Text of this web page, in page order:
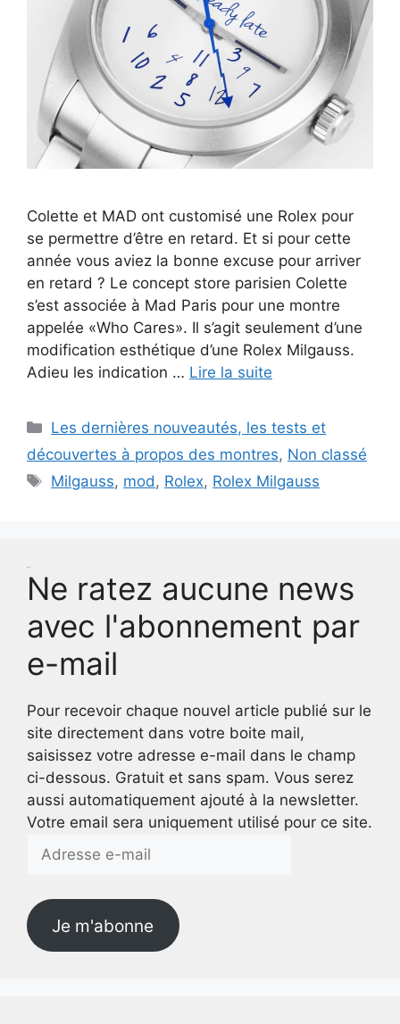
Colette et MAD ont customisé une Rolex pour
se permettre d’être en retard. Et si pour cette
année vous aviez la bonne excuse pour arriver
en retard ? Le concept store parisien Colette
s’est associée à Mad Paris pour une montre
appelée «Who Cares». Il s’agit seulement d’une
modification esthétique d’une Rolex Milgauss.
Adieu les indication … Lire la suite
Catégories
Les dernières nouveautés, les tests et
découvertes à propos des montres, Non classé
Étiquettes
Milgauss, mod , Rolex, Rolex Milgauss
Ne ratez aucune news
avec l'abonnement par
e-mail
Pour recevoir chaque nouvel article publié sur le
site directement dans votre boite mail,
saisissez votre adresse e-mail dans le champ
ci-dessous. Gratuit et sans spam. Vous serez
aussi automatiquement ajouté à la newsletter.
Votre email sera uniquement utilisé pour ce site.
Adresse
Je m'abonne